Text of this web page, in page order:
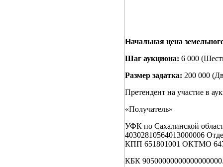
Начальная цена
Шаг аукциона: 6 000
Размер задатка: 200 000
Претендент на участие в
«Получатель»
УФК по Сахалинской
40302810564013000006
КПП 651801001 ОКТМО
КБК